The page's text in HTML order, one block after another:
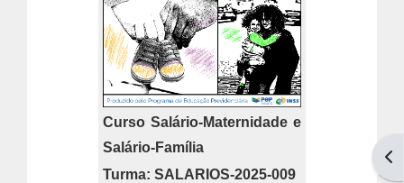
Curso Salário-Maternidade e
Salário-Família
Turma: SALARIOS-2025-009